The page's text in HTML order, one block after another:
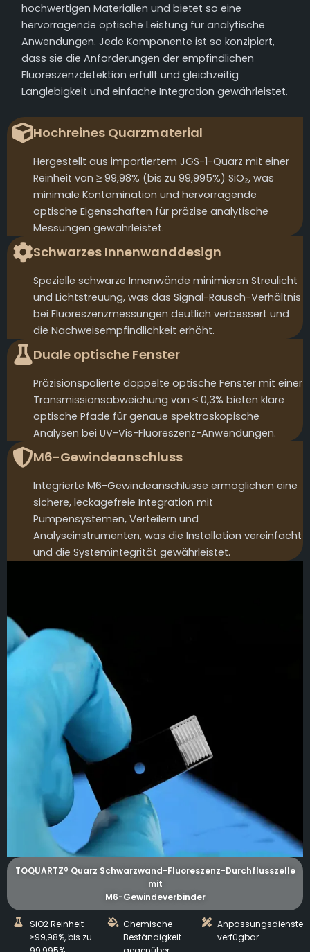
hochwertigen Materialien und bietet so eine
hervorragende optische Leistung für analytische
Anwendungen. Jede Komponente ist so konzipiert,
dass sie die Anforderungen der empfindlichen
Fluoreszenzdetektion erfüllt und gleichzeitig
Langlebigkeit und einfache Integration gewährleistet.
Hochreines Quarzmaterial
Hergestellt aus importiertem JGS-1-Quarz mit einer
Reinheit von ≥ 99,98% (bis zu 99,995%) SiO₂, was
minimale Kontamination und hervorragende
optische Eigenschaften für präzise analytische
Messungen gewährleistet.
Schwarzes Innenwanddesign
Spezielle schwarze Innenwände minimieren Streulicht
und Lichtstreuung, was das Signal-Rausch-Verhältnis
bei Fluoreszenzmessungen deutlich verbessert und
die Nachweisempfindlichkeit erhöht.
Duale optische Fenster
Präzisionspolierte doppelte optische Fenster mit einer
Transmissionsabweichung von ≤ 0,3% bieten klare
optische Pfade für genaue spektroskopische
Analysen bei UV-Vis-Fluoreszenz-Anwendungen.
M6-Gewindeanschluss
Integrierte M6-Gewindeanschlüsse ermöglichen eine
sichere, leckagefreie Integration mit
Pumpensystemen, Verteilern und
Analyseinstrumenten, was die Installation vereinfacht
und die Systemintegrität gewährleistet.
TOQUARTZ® Quarz Schwarzwand-Fluoreszenz-Durchflusszelle
mit
M6-Gewindeverbinder
SiO2 Reinheit
≥99,98%, bis zu
Chemische
Beständigkeit
Anpassungsdienste
verfügbar